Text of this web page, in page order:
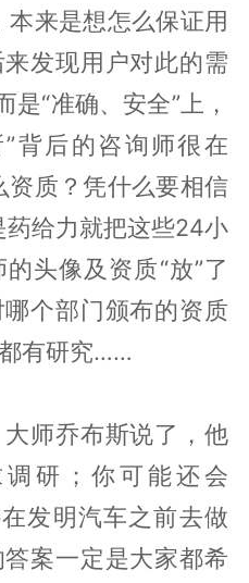
本来是想怎么保证用
发现用户对此的需
是“准确、安全”上，
背后的咨询师很在
资质？凭什么要相信
药给力就把这些24小
头像及资质“放”了
个部门颁布的资质
都有研究……
师乔布斯说了，他
研；你可能还会
发明汽车之前去做
案一定是大家都希